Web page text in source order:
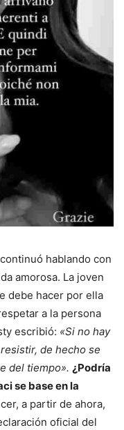
hablando con
amorosa. La joven
debe hacer por ella
a la persona
escribió: «Si no hay
de hecho se
del tiempo». ¿Podría
se base en la
a partir de ahora,
oficial del